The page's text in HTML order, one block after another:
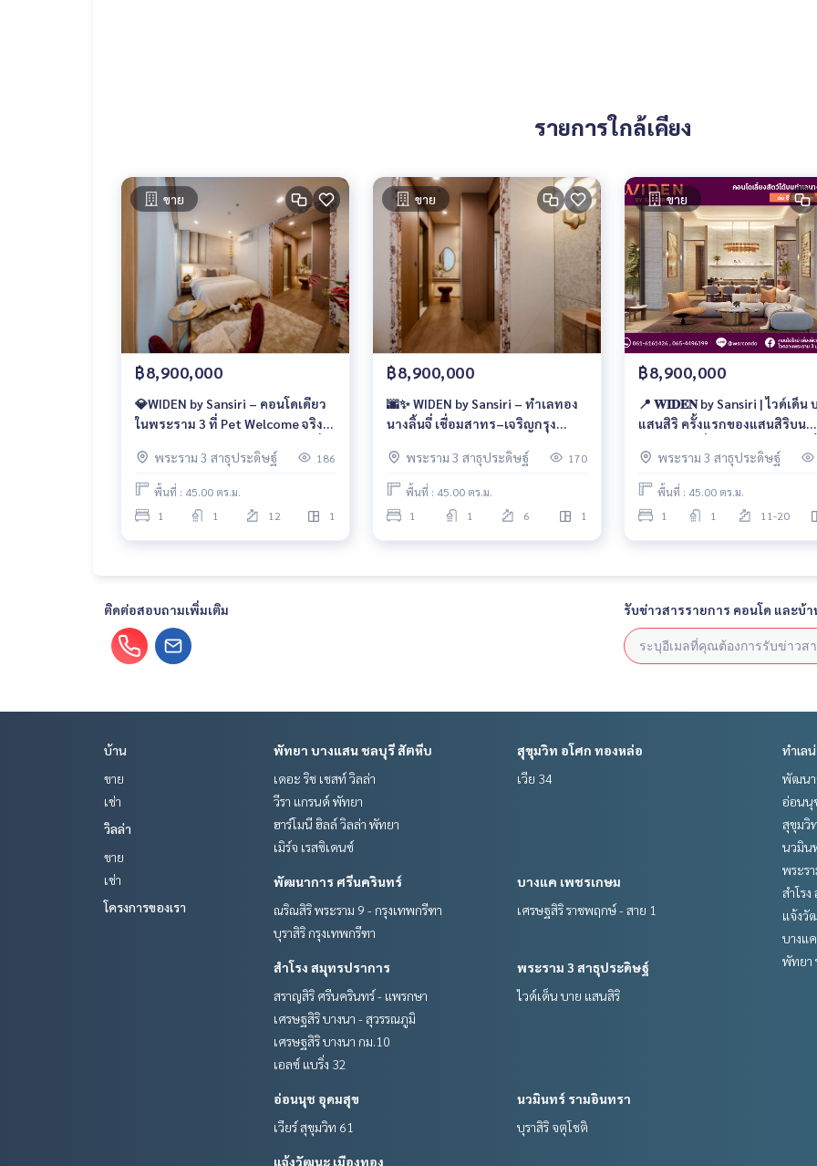
รายการใกล้เคียง
ขาย
฿8,900,000
💎WIDEN by Sansiri – คอนโดเดียว
ในพระราม 3 ที่ Pet Welcome จริง
นาที เริ่ม 8.9 ล้าน 📞061-6161426💚
LINE: @wsrcondo
พระราม 3 สาธุประดิษฐ์ 186
พื้นที่ : 45.00 ตร.ม.
1
1 12 1
ขาย
฿8,900,000
🌆✨ WIDEN by Sansiri – ทำเลทอง
นางลิ้นจี่ เชื่อมสาทร–เจริญกรุง
สัตว์เลี้ยงเฉพาะ Pet Friendly
ใจกลางเมือง เริ่ม 8.9 ล้าน 📞065-
พระราม 3 สาธุประดิษฐ์ 170
พื้นที่ : 45.00 ตร.ม.
1
1 6 1
ขาย
฿8,900,000
📍 𝐖𝐈𝐃𝐄𝐍 by Sansiri | ไวด์เด็น
แสนสิริ ครั้งแรกของแสนสิริบน
สัตว์ได้จริง 🐶
พระราม 3 สาธุประดิษฐ์
พื้นที่ : 45.00 ตร.ม.
1
1 11-20
ติดต่อสอบถามเพิ่มเติม รับข่าวสารรายการ คอนโด และบ้า
บ้าน
ขาย
เช่า
วิลล่า
ขาย
เช่า
โครงการของเรา
พัทยา บางแสน ชลบุรี สัตหีบ
เดอะ ริช เชสท์ วิลล่า
วีรา แกรนด์ พัทยา
ฮาร์โมนี ฮิลล์ วิลล่า พัทยา
เมิร์จ เรสซิเดนซ์
สุขุมวิท อโศก ทองหล่อ
เวีย 34
พัฒนาการ ศรีนครินทร์
ณริณสิริ พระราม 9 - กรุงเทพกรีฑา
บุราสิริ กรุงเทพกรีฑา
บางแค เพชรเกษม
เศรษฐสิริ ราชพฤกษ์ - สาย 1
สำโรง สมุทรปราการ
สราญสิริ ศรีนครินทร์ - แพรกษา
เศรษฐสิริ บางนา - สุวรรณภูมิ
เศรษฐสิริ บางนา กม.10
เอลซ์ แบริ่ง 32
พระราม 3 สาธุประดิษฐ์
ไวด์เด็น บาย แสนสิริ
อ่อนนุช อุดมสุข
เวียร์ สุขุมวิท 61
นวมินทร์ รามอินทรา
บุราสิริ จตุโชติ
แจ้งวัฒนะ เมืองทอง
ทำเล
พัฒนา
อ่อนนุ
สุขุมวิ
นวมิน
พระร
สำโรง
แจ้งวั
บางแ
พัทยา